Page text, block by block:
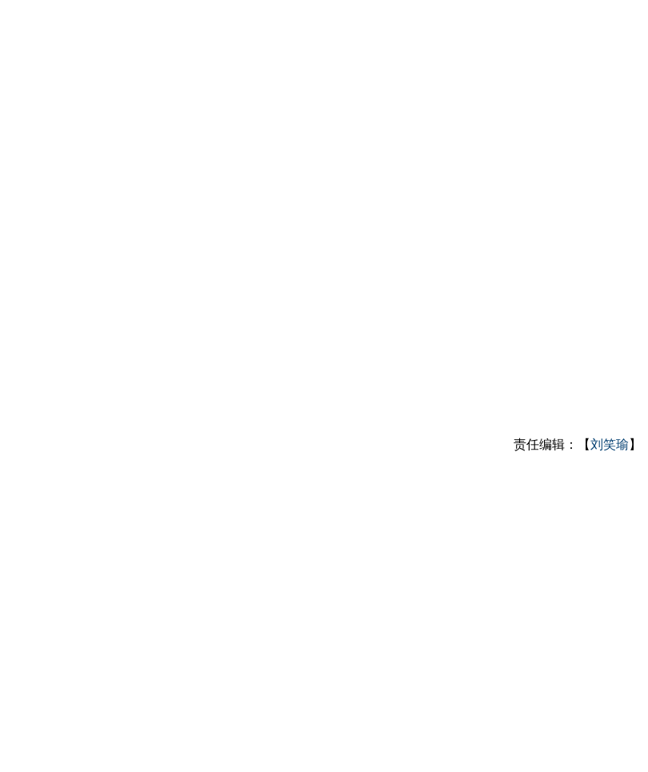
责任编辑：【刘笑瑜 】